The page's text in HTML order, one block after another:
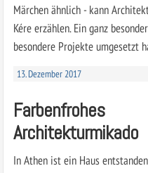
Märchen ähnlich - kann
Kére erzählen. Ein ganz
besondere Projekte umgesetzt
13. Dezember 2017
Farbenfrohes
Architekturmikado
In Athen ist ein Haus